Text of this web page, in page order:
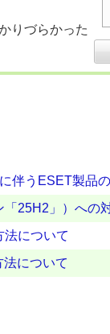
りづらかった
伴うESET製品
25H2」）への
について
について